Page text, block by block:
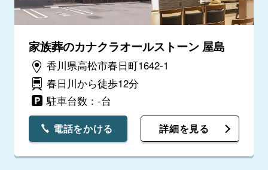
家族葬のカナクラオールストーン 屋島
香川県高松市春日町1642-1
春日川から徒歩12分
駐車台数：-台
電話をかける 詳細を見る